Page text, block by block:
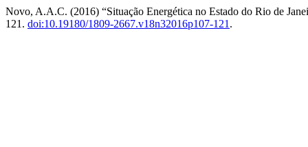
Novo, A.A.C. (2016) “Situação Energética no Estado do Rio de
121. doi:10.19180/1809-2667.v18n32016p107-121 .